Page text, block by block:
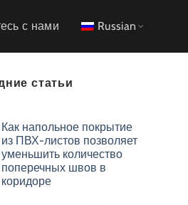
с нами Russian
статьи
Как напольное покрытие
из ПВХ-листов позволяет
уменьшить количество
поперечных швов в
коридоре